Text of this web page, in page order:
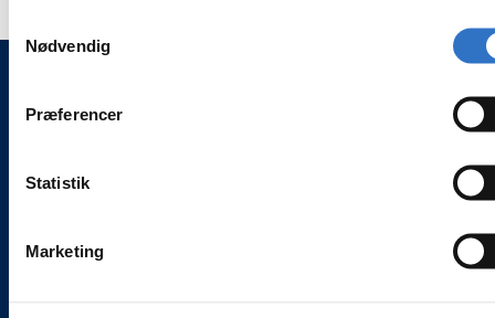
Nødvendig
Præferencer
Statistik
Marketing
WEESGAARD ONLINE SHOPS 🌍
🐾 weesgaarddental.com